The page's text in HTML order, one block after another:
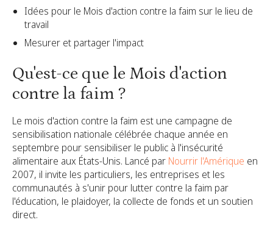
Idées pour le Mois d'action contre la faim sur le lieu de
travail
Mesurer et partager l'impact
Qu'est-ce que le Mois d'action
contre la faim ?
Le mois d'action contre la faim est une campagne de
sensibilisation nationale célébrée chaque année en
septembre pour sensibiliser le public à l'insécurité
alimentaire aux États-Unis. Lancé par Nourrir l'Amérique en
2007, il invite les particuliers, les entreprises et les
communautés à s'unir pour lutter contre la faim par
l'éducation, le plaidoyer, la collecte de fonds et un soutien
direct.